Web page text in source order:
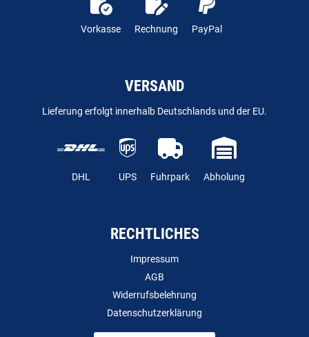
Vorkasse Rechnung PayPal
VERSAND
Lieferung erfolgt innerhalb Deutschlands und der EU.
DHL UPS Fuhrpark Abholung
RECHTLICHES
Impressum
AGB
Widerrufsbelehrung
Datenschutzerklärung